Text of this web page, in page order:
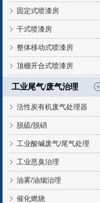
固定式喷漆房
干式喷漆房
整体移动式喷漆房
顶棚开合式喷漆房
工业尾气/废气治理
活性炭有机废气处理器
脱硫/脱硝
工业酸碱废气/尾气处理
工业恶臭治理
油雾/油烟治理
催化燃烧